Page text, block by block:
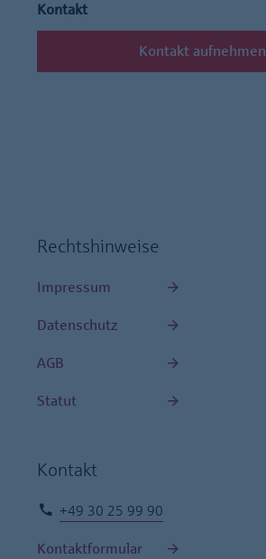
Kontakt
Kontakt aufnehmen
Rechtshinweise
Impressum
Datenschutz
AGB
Statut
Kontakt
+49 30 25 99 90
Kontaktformular